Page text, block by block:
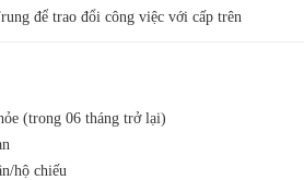
để trao đổi công việc với cấp trên
(trong 06 tháng trở lại)
hộ chiếu